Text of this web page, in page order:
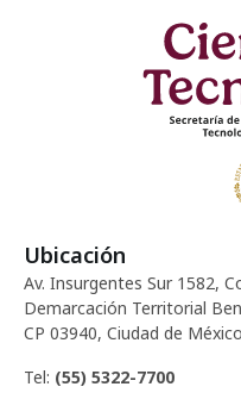
Ubicación
Av. Insurgentes Sur 1582,
Demarcación Territorial
CP 03940, Ciudad de
Tel: (55) 5322-7700